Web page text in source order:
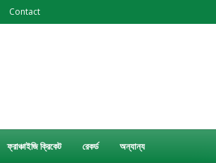
Contact
ফ্রাঞ্চাইজি ক্রিকেট রেকর্ড অন্যান্য